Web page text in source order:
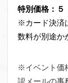
特別価格：５
※カード決済
数料が別途か
※イベント価
認メールの事